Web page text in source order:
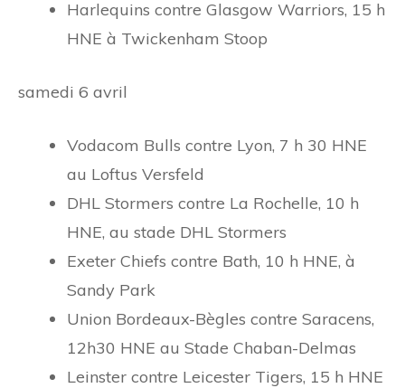
Harlequins contre Glasgow Warriors, 15 h
HNE à Twickenham Stoop
samedi 6 avril
Vodacom Bulls contre Lyon, 7 h 30 HNE
au Loftus Versfeld
DHL Stormers contre La Rochelle, 10 h
HNE, au stade DHL Stormers
Exeter Chiefs contre Bath, 10 h HNE, à
Sandy Park
Union Bordeaux-Bègles contre Saracens,
12h30 HNE au Stade Chaban-Delmas
Leinster contre Leicester Tigers, 15 h HNE